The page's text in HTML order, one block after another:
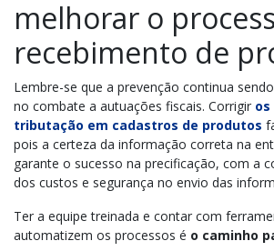
melhorar o
recebimento de
Lembre-se que a prevenção continua
no combate a autuações fiscais. Corrigir os
tributação em cadastros de produtos
pois a certeza da informação correta na
garante o sucesso na precificação, com a
dos custos e segurança no envio das
Ter a equipe treinada e contar com
automatizem os processos é o caminho